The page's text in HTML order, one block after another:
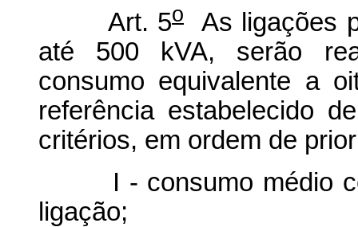
Art. 5o
As ligações
até 500 kVA, serão
consumo equivalente a
referência estabelecido
critérios, em ordem de
I - consumo médio
ligação;